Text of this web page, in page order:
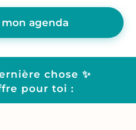
agenda
chose ✨
pour toi :